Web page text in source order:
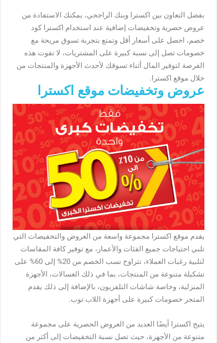
بفضل التعاون بين اكسترا وبنك الراجحي، يمكنك الاستفادة من
عروض حصرية وتخفيضات إضافية عند استخدام اكسترا كود
خصم، احصل على أسعار أقل وتمتع بتجربة تسوق مريحة مع
خصومات تصل إلى نسبة كبيرة على المشتريات، لا تفوت هذه
الفرصة لتوفير المال أثناء تسوقك لأحدث الأجهزة والمنتجات من
خلال موقع اكسترا.
عروض وتخفيضات موقع اكسترا
يقدم موقع اكسترا مجموعة واسعة من العروض والتخفيضات التي
تلبي احتياجات جميع الفئات والأعمار، مع توفير كافة المقاسات
لتلبية رغبات العملاء، تتراوح نسب الخصم من 20% إلى 60% على
تشكيلة متنوعة من المنتجات، بما في ذلك الغسالات، الأجهزة
المنزلية، وخاصة شاشات التلفزيون، بالإضافة إلى ذلك يقدم
المتجر خصومات كبيرة على أجهزة اللاب توب.
يتيح اكسترا أيضًا العديد من العروض الحصرية على مجموعة
متنوعة من الأجهزة، حيث تصل نسبة التخفيضات إلى أكثر من